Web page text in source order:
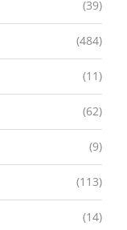
(39)
(484)
(11)
(62)
(9)
(113)
(14)